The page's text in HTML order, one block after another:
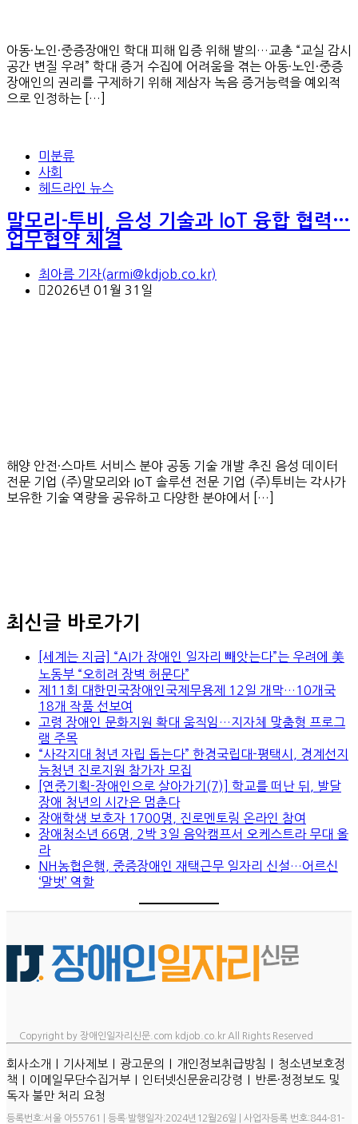
아동·노인·중증장애인 학대 피해 입증 위해 발의…교총 “교실 감시
공간 변질 우려” 학대 증거 수집에 어려움을 겪는 아동·노인·중증
장애인의 권리를 구제하기 위해 제삼자 녹음 증거능력을 예외적
으로 인정하는 […]
미분류
사회
헤드라인 뉴스
말모리-투비, 음성 기술과 IoT 융합 협력…
업무협약 체결
최아름 기자(armi@kdjob.co.kr)
2026년 01월 31일
해양 안전·스마트 서비스 분야 공동 기술 개발 추진 음성 데이터
전문 기업 (주)말모리와 IoT 솔루션 전문 기업 (주)투비는 각사가
보유한 기술 역량을 공유하고 다양한 분야에서 […]
최신글 바로가기
[세계는 지금] “AI가 장애인 일자리 빼앗는다”는 우려에 美
노동부 “오히려 장벽 허문다”
제11회 대한민국장애인국제무용제 12일 개막…10개국
18개 작품 선보여
고령 장애인 문화지원 확대 움직임…지자체 맞춤형 프로그
램 주목
“사각지대 청년 자립 돕는다” 한경국립대-평택시, 경계선지
능청년 진로지원 참가자 모집
[연중기획-장애인으로 살아가기(7)] 학교를 떠난 뒤, 발달
장애 청년의 시간은 멈춘다
장애학생 보호자 1700명, 진로멘토링 온라인 참여
장애청소년 66명, 2박 3일 음악캠프서 오케스트라 무대 올
라
NH농협은행, 중증장애인 재택근무 일자리 신설…어르신
‘말벗’ 역할
Copyright by 장애인일자리신문.com kdjob.co.kr All Rights Reserved
회사소개 ㅣ 기사제보 ㅣ 광고문의 ㅣ 개인정보취급방침 ㅣ 청소년보호정
책 ㅣ 이메일무단수집거부 ㅣ 인터넷신문윤리강령 ㅣ 반론·정정보도 및
독자 불만 처리 요청
등록번호:서울 아55761 | 등록·발행일자:2024년12월26일 | 사업자등록 번호:844-81-